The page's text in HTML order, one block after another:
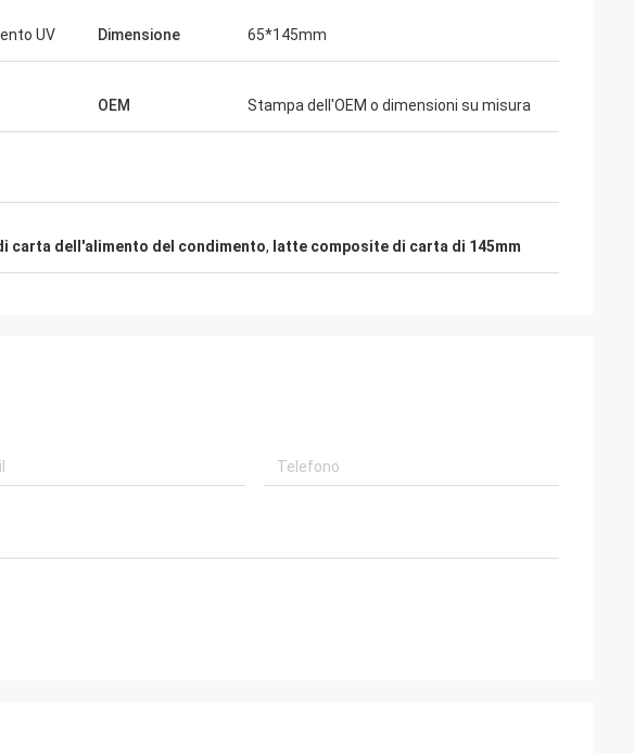
commercializzazione ora, vi informerò
UV Dimensione 65*145mm
OEM Stampa dell'OEM o dimensioni su misura
carta dell'alimento del condimento, latte composite di carta di 145mm